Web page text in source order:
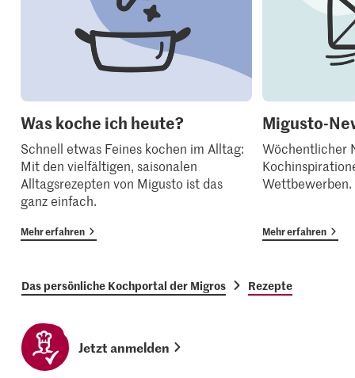
Was koche ich heute?
Schnell etwas Feines kochen im Alltag:
Mit den vielfältigen, saisonalen
Alltagsrezepten von Migusto ist das
ganz einfach.
Mehr erfahren
Migusto-
Wöchentlicher
Wettbewerben.
Mehr erfahren
Das persönliche Kochportal der Migros Rezepte
Jetzt anmelden